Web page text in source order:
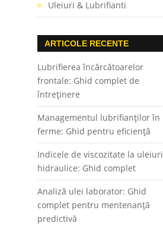
Uleiuri & Lubrifianti
ARTICOLE RECENTE
Lubrifierea încărcătoarelor
frontale: Ghid complet de
întreținere
Managementul lubrifianților în
ferme: Ghid pentru eficiență
Indicele de viscozitate la uleiuri
hidraulice: Ghid complet
Analiză ulei laborator: Ghid
complet pentru mentenanță
predictivă